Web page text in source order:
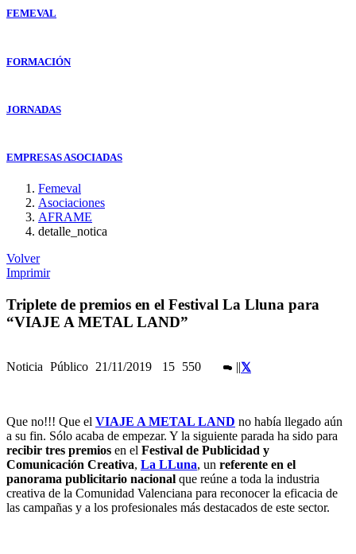
FEMEVAL
FORMACIÓN
JORNADAS
EMPRESAS ASOCIADAS
Femeval
Asociaciones
AFRAME
detalle_notica
Volver
Imprimir
Triplete de premios en el Festival La Lluna para
“VIAJE A METAL LAND”
Noticia Público 21/11/2019 15 550
Que no!!! Que el VIAJE A METAL LAND no había llegado aún
a su fin. Sólo acaba de empezar. Y la siguiente parada ha sido para
recibir tres premios en el Festival de Publicidad y
Comunicación Creativa, La LLuna, un referente en el
panorama publicitario nacional que reúne a toda la industria
creativa de la Comunidad Valenciana para reconocer la eficacia de
las campañas y a los profesionales más destacados de este sector.